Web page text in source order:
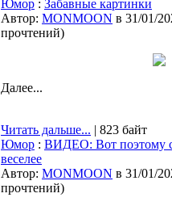
Юмор : Забавные картинки
Автор: MONMOON в 31/01/
прочтений)
Далее...
Читать дальше... | 823 байт
Юмор : ВИДЕО: Вот поэтому с
веселее
Автор: MONMOON в 31/01/
прочтений)